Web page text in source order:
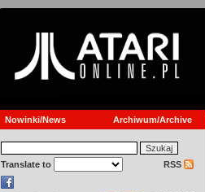
Nowinki/News Archiwum/Archive
Translate to RSS